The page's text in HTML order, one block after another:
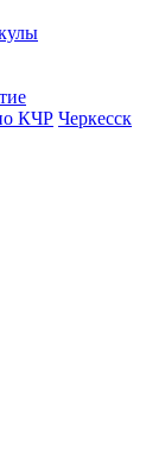
КЧР Черкесск